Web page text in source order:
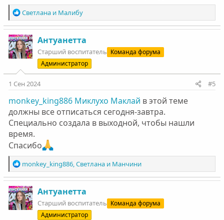
Р
е
а
к
ц
и
Светланаи Малибу
Антуанетта
Старший воспитатель Команда форума
Администратор
1 Сен 2024 #5
monkey_king886 Миклухо Маклай в этой теме
должны все отписаться сегодня-завтра.
Специально создала в выходной, чтобы нашли
время.
Спасибо
Р
е
а
к
ц
и
monkey_king886,Светланаи Манчини
Антуанетта
Старший воспитатель Команда форума
Администратор